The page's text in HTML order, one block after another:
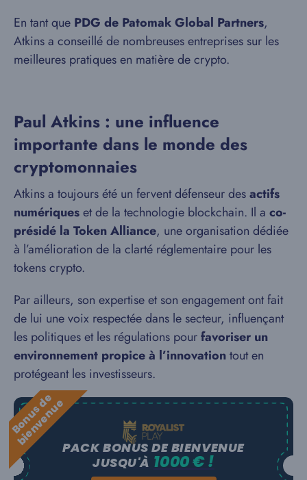
En tant que PDG de Patomak Global Partners,
Atkins a conseillé de nombreuses entreprises sur les
meilleures pratiques en matière de crypto.
Paul Atkins : une influence
importante dans le monde des
cryptomonnaies
Atkins a toujours été un fervent défenseur desactifs
numériqueset de la technologie blockchain. Il a co-
présidé la Token Alliance, une organisation dédiée
à l’amélioration de la clarté réglementaire pour les
tokens crypto.
Par ailleurs, son expertise et son engagement ont fait
de lui une voix respectée dans le secteur, influençant
les politiques et les régulations pourfavoriser un
environnement propice à l’innovationtout en
protégeant les investisseurs.
B
o
n
u
s
d
e
b
i
e
n
v
e
n
u
ePACK BONUS DE BIENVENUE
JUSQU'À 1000 € !